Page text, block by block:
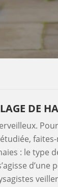
DE
: le type
d’une